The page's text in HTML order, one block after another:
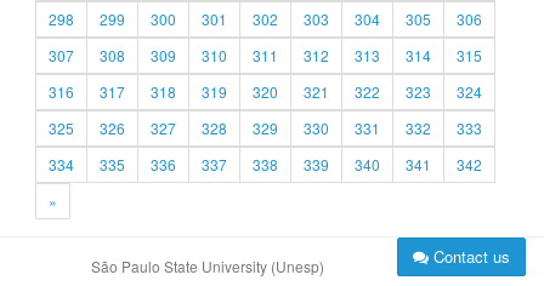
298
299 300 301 302 303 304 305
306
307
308 309 310 311 312 313 314
315
316
317 318 319 320 321 322 323
324
325
326 327 328 329 330 331 332
333
334
335 336 337 338 339 340 341
342
»
São Paulo State University (Unesp) Contact us